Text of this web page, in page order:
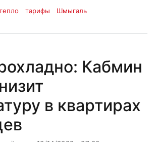
тарифы Шмыгаль
Кабмин
в квартирах